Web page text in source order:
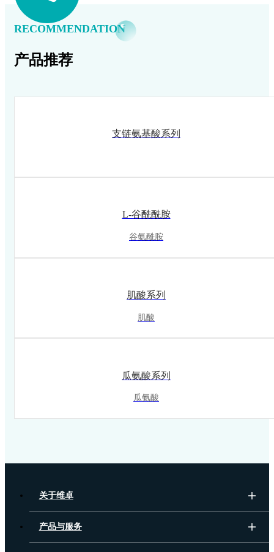
RECOMMENDATION
产品推荐
支链氨基酸系列
L-谷酰酰胺
谷氨酰胺
肌酸系列
肌酸
瓜氨酸系列
瓜氨酸
关于维卓
产品与服务